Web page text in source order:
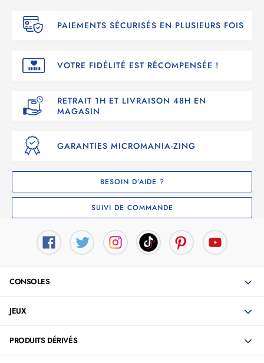
PAIEMENTS SÉCURISÉS EN PLUSIEURS FOIS
VOTRE FIDÉLITÉ EST RÉCOMPENSÉE !
RETRAIT 1H ET LIVRAISON 48H EN
MAGASIN
GARANTIES MICROMANIA-ZING
BESOIN D’AIDE ?
SUIVI DE COMMANDE
CONSOLES
JEUX
PRODUITS DÉRIVÉS